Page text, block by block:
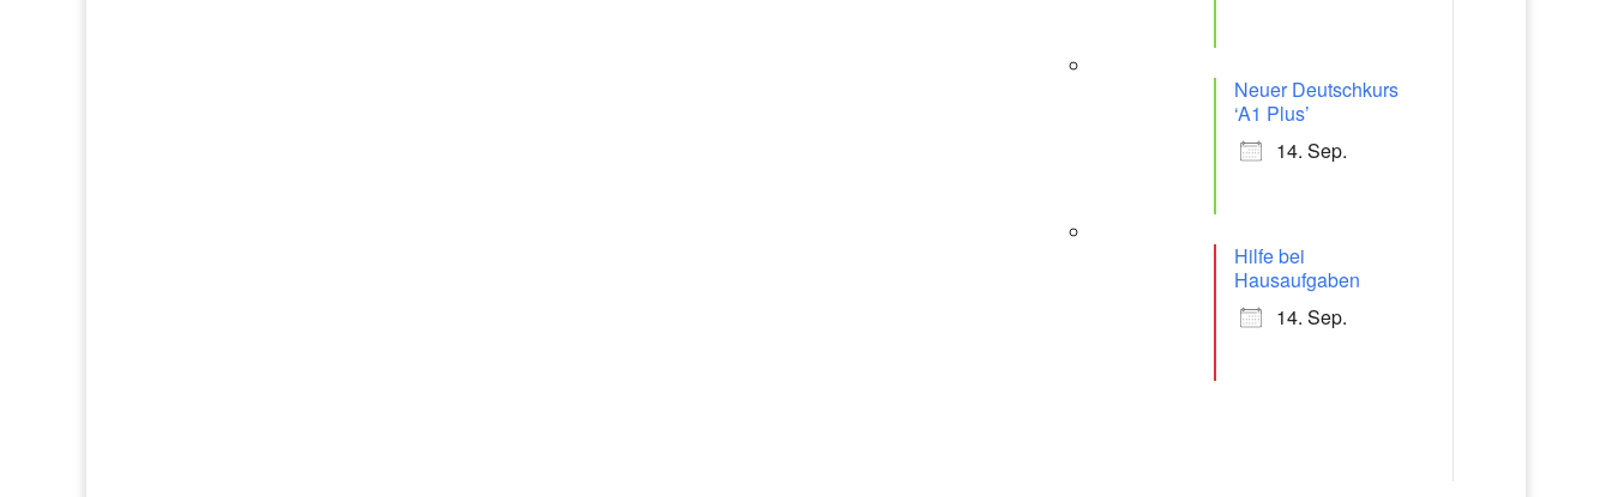
Neuer Deutschkurs
‘A1 Plus’
14. Sep.
Hilfe bei
Hausaufgaben
14. Sep.